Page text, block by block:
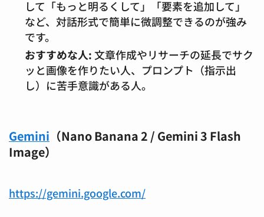
して「もっと明るくして」「要素を追加して」
など、対話形式で簡単に微調整できるのが強み
です。
おすすめな人:文章作成やリサーチの延長でサク
ッと画像を作りたい人、プロンプト（指示出
し）に苦手意識がある人。
Gemini （Nano Banana 2 / Gemini 3 Flash
Image）
https://gemini.google.com/